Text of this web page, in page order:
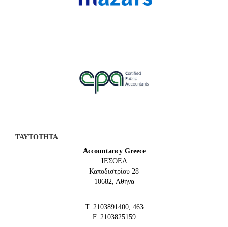
ΤΑΥΤΟΤΗΤΑ
Accountancy Greece
IEΣΟΕΛ
Καποδιστρίου 28
10682, Αθήνα
Τ. 2103891400, 463
F. 2103825159